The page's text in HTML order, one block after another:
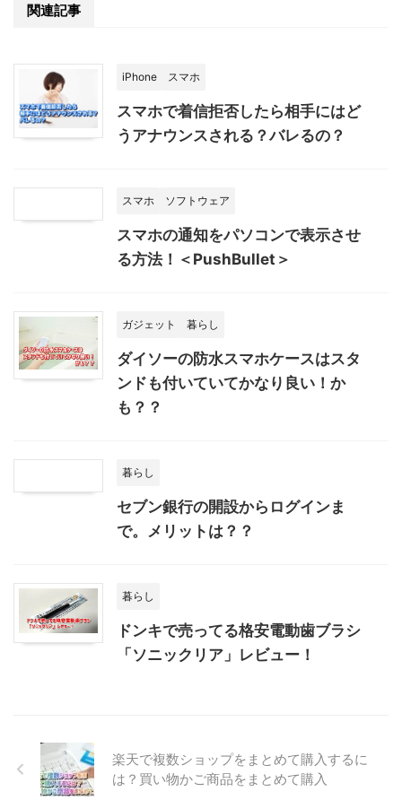
関連記事
iPhone スマホ
スマホで着信拒否したら相手にはど
うアナウンスされる？バレるの？
スマホ ソフトウェア
スマホの通知をパソコンで表示させ
る方法！＜PushBullet＞
ガジェット 暮らし
ダイソーの防水スマホケースはスタ
ンドも付いていてかなり良い！か
も？？
暮らし
セブン銀行の開設からログインま
で。メリットは？？
暮らし
ドンキで売ってる格安電動歯ブラシ
「ソニックリア」レビュー！
楽天で複数ショップをまとめて購入するに
は？買い物かご商品をまとめて購入